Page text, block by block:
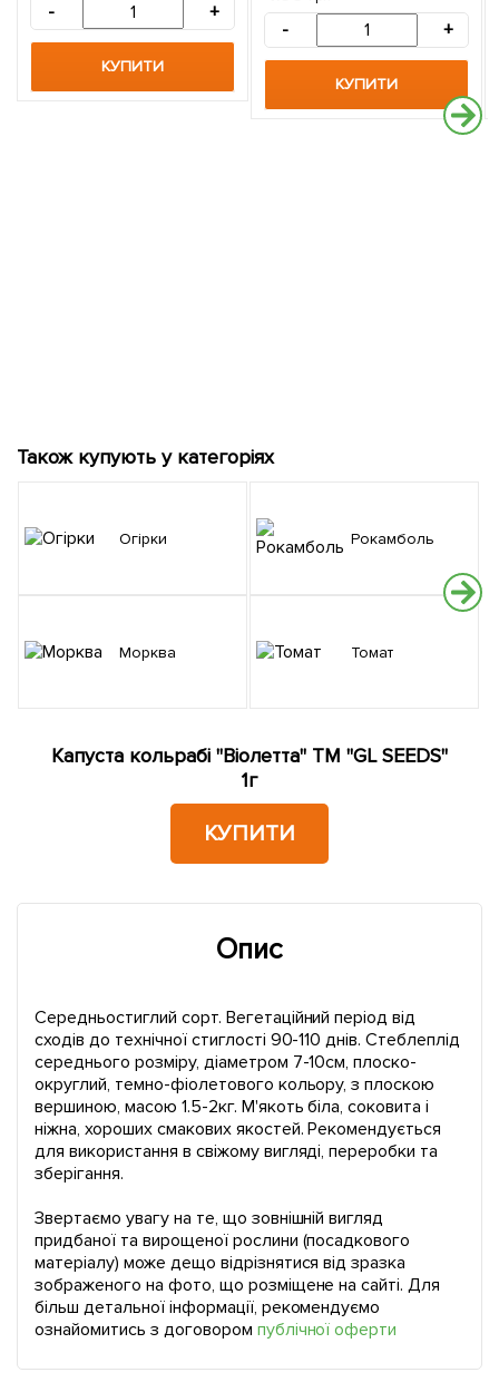
- +
КУПИТИ
- +
КУПИТИ
Також купують у категоріях
Огірки
Морква
Рокамболь
Томат
Капуста кольрабі "Віолетта" ТМ "GL SEEDS"
1г
КУПИТИ
Опис
Середньостиглий сорт. Вегетаційний період від
сходів до технічної стиглості 90-110 днів. Стеблеплід
середнього розміру, діаметром 7-10см, плоско-
округлий, темно-фіолетового кольору, з плоскою
вершиною, масою 1.5-2кг. М'якоть біла, соковита і
ніжна, хороших смакових якостей. Рекомендується
для використання в свіжому вигляді, переробки та
зберігання.
Звертаємо увагу на те, що зовнішній вигляд
придбаної та вирощеної рослини (посадкового
матеріалу) може дещо відрізнятися від зразка
зображеного на фото, що розміщене на сайті. Для
більш детальної інформації, рекомендуємо
ознайомитись з договором публічної оферти